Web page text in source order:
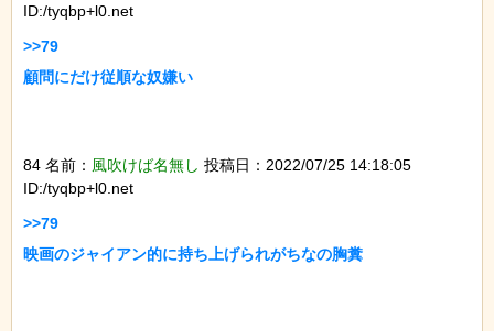
ID:/tyqbp+l0.net
>>79
顧問にだけ従順な奴嫌い
84 名前： 風吹けば名無し 投稿日：2022/07/25 14:18:05
ID:/tyqbp+l0.net
>>79
映画のジャイアン的に持ち上げられがちなの胸糞